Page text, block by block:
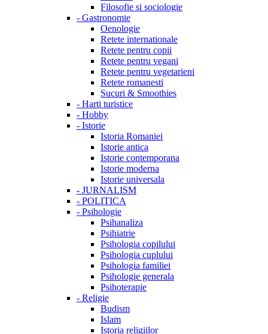
Filosofie si sociologie
- Gastronomie
Oenologie
Retete internationale
Retete pentru copii
Retete pentru vegani
Retete pentru vegetarieni
Retete romanesti
Sucuri & Smoothies
- Harti turistice
- Hobby
- Istorie
Istoria Romaniei
Istorie antica
Istorie contemporana
Istorie moderna
Istorie universala
- JURNALISM
- POLITICA
- Psihologie
Psihanaliza
Psihiatrie
Psihologia copilului
Psihologia cuplului
Psihologia familiei
Psihologie generala
Psihoterapie
- Religie
Budism
Islam
Istoria religiilor